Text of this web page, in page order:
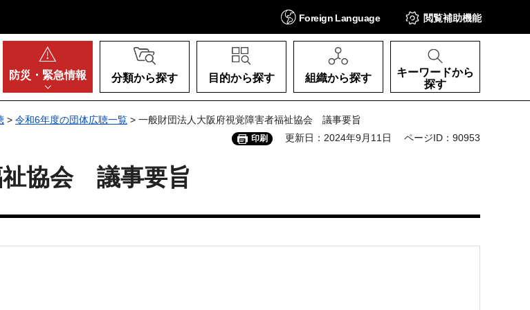
Foreign Language 閲覧補助機能
防災・ 緊急情報 分類から探す 目的から探す 組織から探す
キーワードから
探す
> 令和6年度の団体広聴一覧 > 一般財団法人大阪府視覚障害者福祉協会 議事要旨
印刷 更新日：2024年9月11日 ページID：90953
祉協会 議事要旨